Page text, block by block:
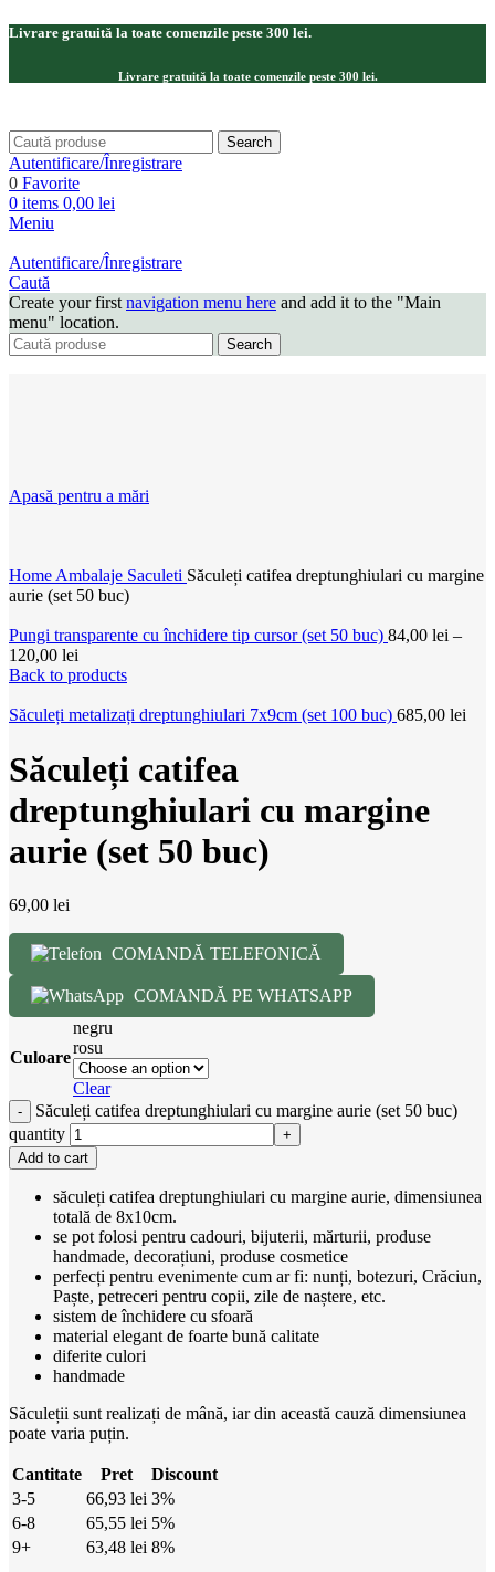
Livrare gratuită la toate comenzile peste 300 lei.
Livrare gratuită la toate comenzile peste 300 lei.
Search
Autentificare/Înregistrare
0 Favorite
0 items 0,00 lei
Meniu
Autentificare/Înregistrare
Caută
Create your first navigation menu here and add it to the "Main
menu" location.
Search
Apasă pentru a mări
Home Ambalaje Saculeti Săculeți catifea dreptunghiulari cu margine
aurie (set 50 buc)
Pungi transparente cu închidere tip cursor (set 50 buc) 84,00 lei –
120,00 lei
Back to products
Săculeți metalizați dreptunghiulari 7x9cm (set 100 buc) 685,00 lei
Săculeți catifea
dreptunghiulari cu margine
aurie (set 50 buc)
69,00 lei
COMANDĂ TELEFONICĂ
COMANDĂ PE WHATSAPP
Culoare
negru
rosu
Clear
Săculeți catifea dreptunghiulari cu margine aurie (set 50 buc)
quantity
Add to cart
săculeți catifea dreptunghiulari cu margine aurie, dimensiunea
totală de 8x10cm.
se pot folosi pentru cadouri, bijuterii, mărturii, produse
handmade, decorațiuni, produse cosmetice
perfecți pentru evenimente cum ar fi: nunți, botezuri, Crăciun,
Paște, petreceri pentru copii, zile de naștere, etc.
sistem de închidere cu sfoară
material elegant de foarte bună calitate
diferite culori
handmade
Săculeții sunt realizați de mână, iar din această cauză dimensiunea
poate varia puțin.
Cantitate Pret
Discount
3-5
66,93 lei 3%
6-8
65,55 lei 5%
9+
63,48 lei 8%